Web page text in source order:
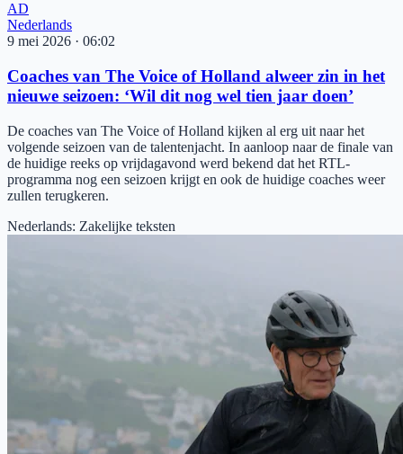
AD
Nederlands
9 mei 2026 · 06:02
Coaches van The Voice of Holland alweer zin in het
nieuwe seizoen: ‘Wil dit nog wel tien jaar doen’
De coaches van The Voice of Holland kijken al erg uit naar het
volgende seizoen van de talentenjacht. In aanloop naar de finale van
de huidige reeks op vrijdagavond werd bekend dat het RTL-
programma nog een seizoen krijgt en ook de huidige coaches weer
zullen terugkeren.
Nederlands: Zakelijke teksten